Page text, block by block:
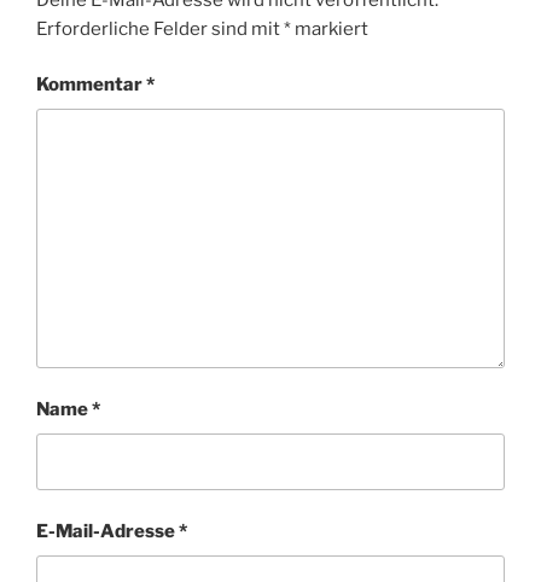
Erforderliche Felder sind mit* markiert
Kommentar*
Name*
E-Mail-Adresse*